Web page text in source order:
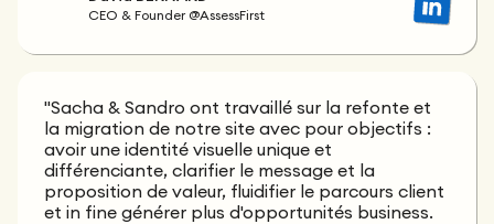
CEO & Founder @AssessFirst
"Sacha & Sandro ont travaillé sur la refonte et
la migration de notre site avec pour objectifs :
avoir une identité visuelle unique et
différenciante, clarifier le message et la
proposition de valeur, fluidifier le parcours client
et in fine générer plus d'opportunités business.